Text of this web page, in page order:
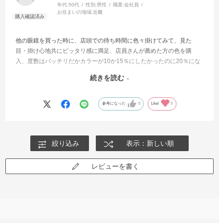
年代:50代 性別:男性 職業:会社員
お住まいの地域:近畿
他の眼鏡を買った時に、店頭での待ち時間に色々掛けてみて、見た
目・掛け心地共にピッタリ感に満足、店員さんが薦めた方の色を購
入、度数はバッチリだかカラーが10か15％にしたかったのに20％にな
ナス要因（光学ガラスでなくいかにもプラスチック的な不鮮明さに感
続きを読む
参考になった 0 Like! 0
絞り込み 表示：新しい順
レビューを書く